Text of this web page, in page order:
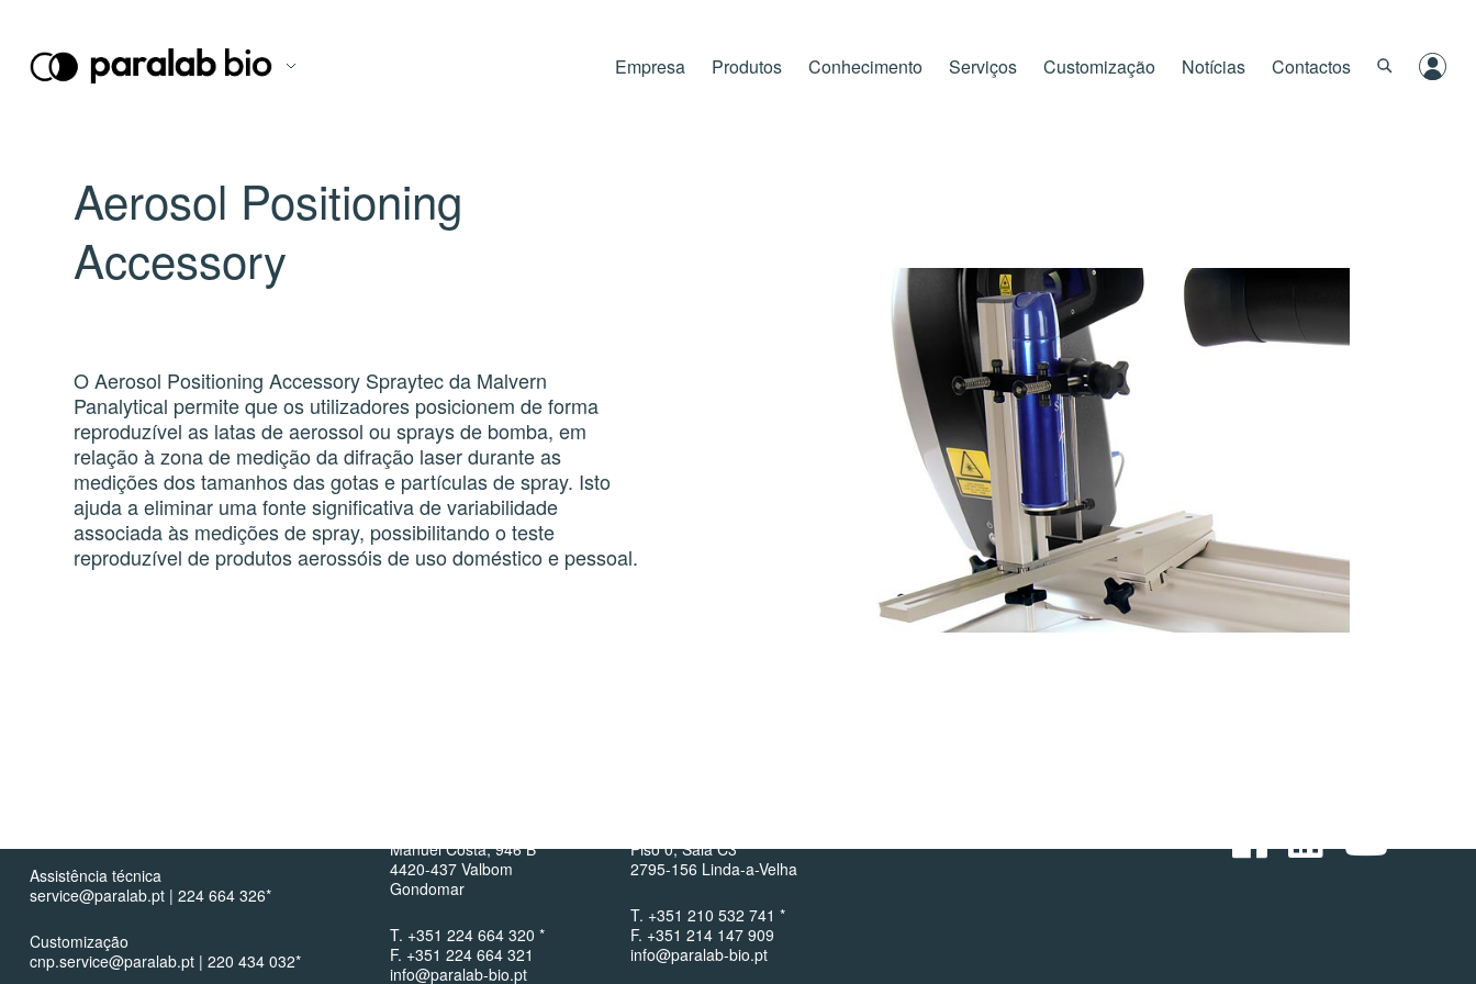
Empresa Produtos Conhecimento Serviços Customização Notícias Contactos
Aerosol Positioning
Accessory
O Aerosol Positioning Accessory Spraytec da Malvern
Panalytical permite que os utilizadores posicionem de forma
reproduzível as latas de aerossol ou sprays de bomba, em
relação à zona de medição da difração laser durante as
medições dos tamanhos das gotas e partículas de spray. Isto
ajuda a eliminar uma fonte significativa de variabilidade
associada às medições de spray, possibilitando o teste
reproduzível de produtos aerossóis de uso doméstico e pessoal.
Assistência técnica
service@paralab.pt | 224 664 326*
Customização
cnp.service@paralab.pt | 220 434 032*
Manuel Costa, 946 B
4420-437 Valbom
Gondomar
T. +351 224 664 320 *
F. +351 224 664 321
info@paralab-bio.pt
Piso 0, Sala C3
2795-156 Linda-a-Velha
T. +351 210 532 741 *
F. +351 214 147 909
info@paralab-bio.pt